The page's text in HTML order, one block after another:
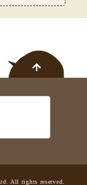
All rights reserved.